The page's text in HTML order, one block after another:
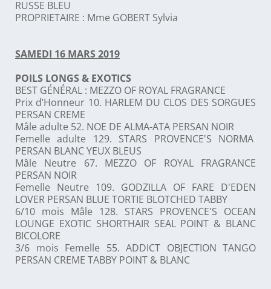
RUSSE BLEU
PROPRIETAIRE : Mme GOBERT Sylvia
SAMEDI 16 MARS 2019
POILS LONGS & EXOTICS
BEST GÉNÉRAL : MEZZO OF ROYAL FRAGRANCE
Prix d’Honneur 10. HARLEM DU CLOS DES SORGUES
PERSAN CREME
Mâle adulte 52. NOE DE ALMA-ATA PERSAN NOIR
Femelle adulte 129. STARS PROVENCE'S NORMA
PERSAN BLANC YEUX BLEUS
Mâle Neutre 67. MEZZO OF ROYAL FRAGRANCE
PERSAN NOIR
Femelle Neutre 109. GODZILLA OF FARE D'EDEN
LOVER PERSAN BLUE TORTIE BLOTCHED TABBY
6/10 mois Mâle 128. STARS PROVENCE'S OCEAN
LOUNGE EXOTIC SHORTHAIR SEAL POINT & BLANC
BICOLORE
3/6 mois Femelle 55. ADDICT OBJECTION TANGO
PERSAN CREME TABBY POINT & BLANC